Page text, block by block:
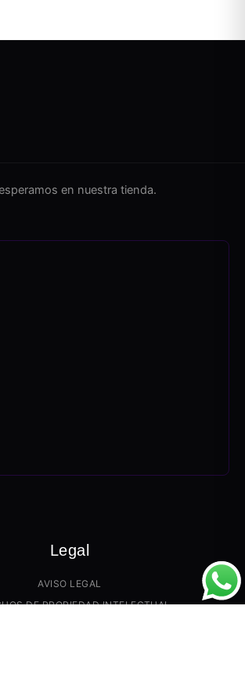
en nuestra tienda.
Legal
AVISO LEGAL
DE PROPIEDAD INTELECTUAL